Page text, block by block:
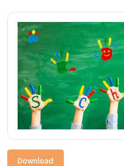
Download